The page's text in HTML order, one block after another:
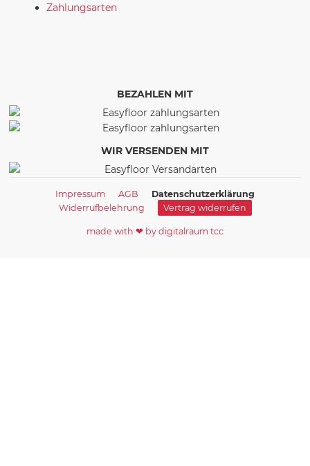
Zahlungsarten
BEZAHLEN MIT
WIR VERSENDEN MIT
Impressum AGB
Datenschutzerklärung
Widerrufbelehrung
Vertrag widerrufen
made with ❤ by digitalraum tcc